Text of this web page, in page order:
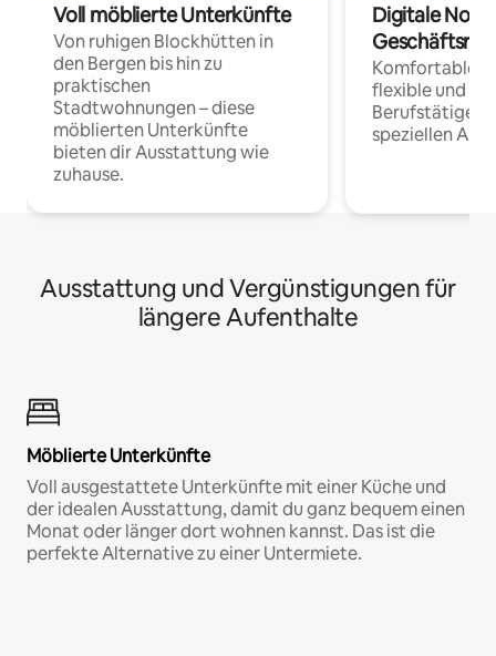
Voll möblierte Unterkünfte
Von ruhigen Blockhütten in
den Bergen bis hin zu
praktischen
Stadtwohnungen – diese
möblierten Unterkünfte
bieten dir Ausstattung wie
zuhause.
Digitale
Komfortable
flexible und
Berufstätige
speziellen
Ausstattung und Vergünstigungen für
längere Aufenthalte
Möblierte Unterkünfte
Voll ausgestattete Unterkünfte mit einer Küche und
der idealen Ausstattung, damit du ganz bequem einen
Monat oder länger dort wohnen kannst. Das ist die
perfekte Alternative zu einer Untermiete.